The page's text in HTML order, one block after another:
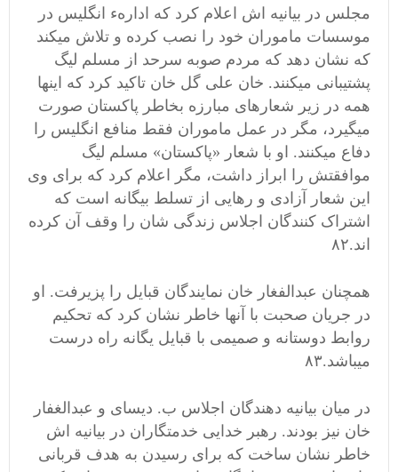
مجلس در بیانیه اش اعلام کرد که ادارهء انگلیس در
موسسات ماموران خود را نصب کرده و تلاش میکند
که نشان دهد که مردم صوبه سرحد از مسلم لیگ
پشتیبانی میکنند. خان علی گل خان تاکید کرد که اینها
همه در زیر شعارهای مبارزه بخاطر پاکستان صورت
میگیرد، مگر در عمل ماموران فقط منافع انگلیس را
دفاع میکنند. او با شعار «پاکستان» مسلم لیگ
موافقتش را ابراز داشت، مگر اعلام کرد که برای وی
این شعار آزادی و رهایی از تسلط بیگانه است که
اشتراک کنندگان اجلاس زندگی شان را وقف آن کرده
اند.۸۲
همچنان عبدالفغار خان نمایندگان قبایل را پزیرفت. او
در جریان صحبت با آنها خاطر نشان کرد که تحکیم
روابط دوستانه و صمیمی با قبایل یگانه راه درست
میباشد.۸۳
در میان بیانیه دهندگان اجلاس ب. دیسای و عبدالغفار
خان نیز بودند. رهبر خدایی خدمتگاران در بیانیه اش
خاطر نشان ساخت که برای رسیدن به هدف قربانی